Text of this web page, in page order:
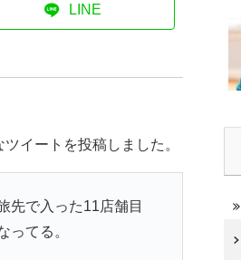
LINE
イートを投稿しました。
先で入った11店舗目
ってる。